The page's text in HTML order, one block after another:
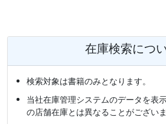
在庫検索につ
検索対象は書籍のみとなります。
当社在庫管理システムのデータを表
の店舗在庫とは異なることがございま